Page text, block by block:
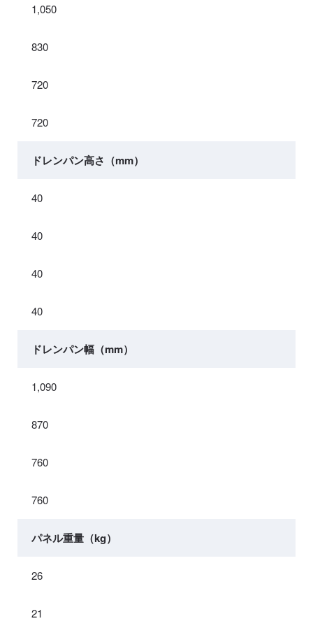
1,050
830
720
720
ドレンパン高さ（mm）
40
40
40
40
ドレンパン幅（mm）
1,090
870
760
760
パネル重量（kg）
26
21